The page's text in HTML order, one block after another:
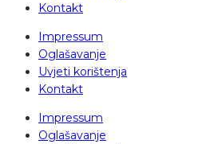
Kontakt
Impressum
Oglašavanje
Uvjeti korištenja
Kontakt
Impressum
Oglašavanje